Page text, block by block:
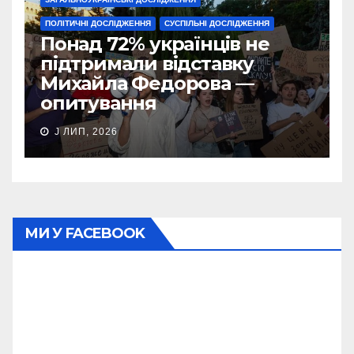
ПОЛІТИЧНІ ДОСЛІДЖЕННЯ СУСПІЛЬНІ ДОСЛІДЖЕННЯ
Понад 72% українців не
підтримали відставку
Михайла Федорова —
опитування
J ЛИП, 2026
МИ У FACEBOOK